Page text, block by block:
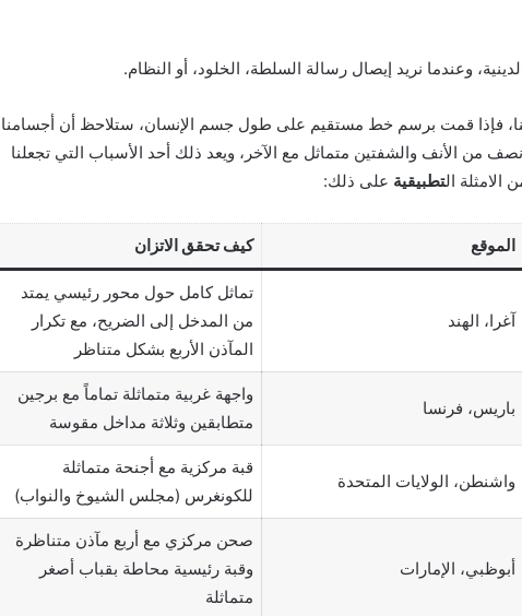
وعندما نريد إيصال رسالة السلطة، الخلود، أو النظام.
فإذا قمت برسم خط مستقيم على طول جسم الإنسان، ستلاحظ أن أجسامنا
من الأنف والشفتين متماثل مع الآخر، ويعد ذلك أحد الأسباب التي تجعلنا
الامثلة التطبيقية على ذلك:
الموقع كيف تحقق الاتزان
آغرا، الهند
تماثل كامل حول محور رئيسي يمتد
من المدخل إلى الضريح، مع تكرار
المآذن الأربع بشكل متناظر
باريس، فرنسا
واجهة غربية متماثلة تماماً مع برجين
متطابقين وثلاثة مداخل مقوسة
واشنطن، الولايات المتحدة
قبة مركزية مع أجنحة متماثلة
للكونغرس (مجلس الشيوخ والنواب)
أبوظبي، الإمارات
صحن مركزي مع أربع مآذن متناظرة
وقبة رئيسية محاطة بقباب أصغر
متماثلة